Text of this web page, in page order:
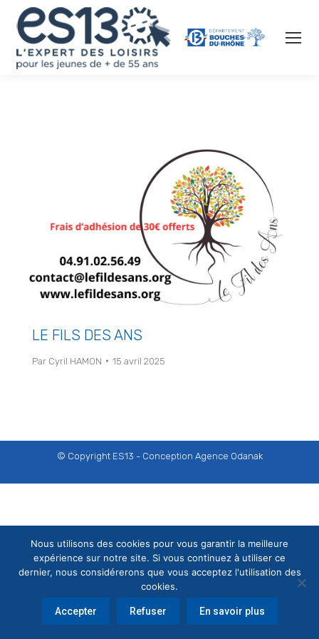
LE FILS DES ANS
Par Cyril HAMON 15 avril 2025
© Copyright ES13 - Conception Agence Odanak
Nous utilisons des cookies pour vous garantir la meilleure
expérience sur notre site. Si vous continuez à utiliser ce
dernier, nous considérerons que vous acceptez l'utilisation des
cookies.
Accepter Refuser En savoir plus